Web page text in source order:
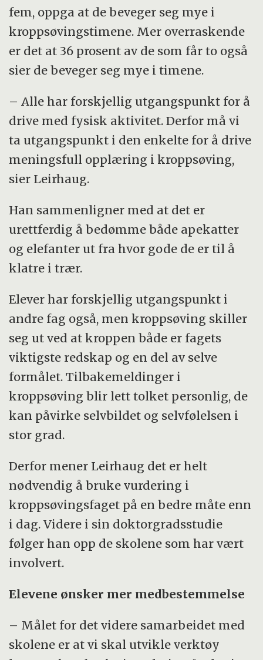
fem, oppga at de beveger seg mye i
kroppsøvingstimene. Mer overraskende
er det at 36 prosent av de som får to også
sier de beveger seg mye i timene.
– Alle har forskjellig utgangspunkt for å
drive med fysisk aktivitet. Derfor må vi
ta utgangspunkt i den enkelte for å drive
meningsfull opplæring i kroppsøving,
sier Leirhaug.
Han sammenligner med at det er
urettferdig å bedømme både apekatter
og elefanter ut fra hvor gode de er til å
klatre i trær.
Elever har forskjellig utgangspunkt i
andre fag også, men kroppsøving skiller
seg ut ved at kroppen både er fagets
viktigste redskap og en del av selve
formålet. Tilbakemeldinger i
kroppsøving blir lett tolket personlig, de
kan påvirke selvbildet og selvfølelsen i
stor grad.
Derfor mener Leirhaug det er helt
nødvendig å bruke vurdering i
kroppsøvingsfaget på en bedre måte enn
i dag. Videre i sin doktorgradsstudie
følger han opp de skolene som har vært
involvert.
Elevene ønsker mer medbestemmelse
– Målet for det videre samarbeidet med
skolene er at vi skal utvikle verktøy